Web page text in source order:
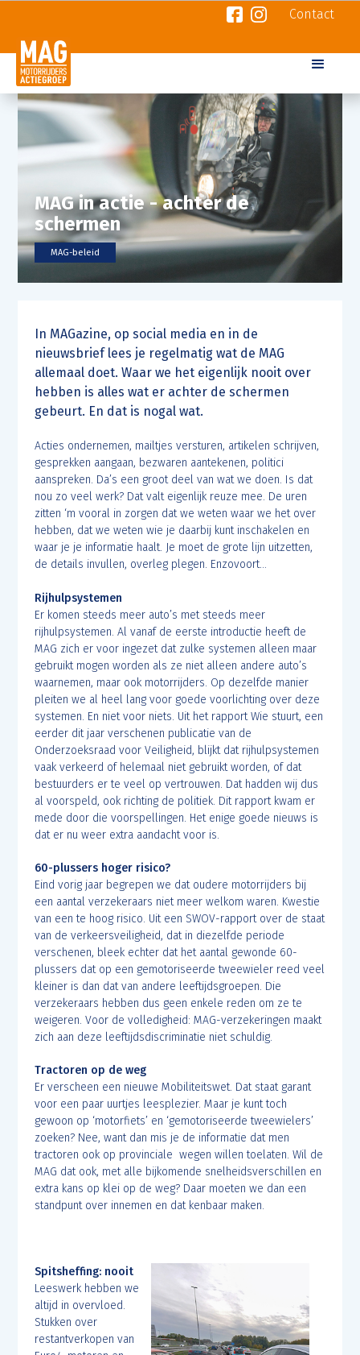
Contact
MAG in actie - achter de
schermen
MAG-beleid
In MAGazine, op social media en in de
nieuwsbrief lees je regelmatig wat de MAG
allemaal doet. Waar we het eigenlijk nooit over
hebben is alles wat er achter de schermen
gebeurt. En dat is nogal wat.
Acties ondernemen, mailtjes versturen, artikelen schrijven,
gesprekken aangaan, bezwaren aantekenen, politici
aanspreken. Da’s een groot deel van wat we doen. Is dat
nou zo veel werk? Dat valt eigenlijk reuze mee. De uren
zitten ‘m vooral in zorgen dat we weten waar we het over
hebben, dat we weten wie je daarbij kunt inschakelen en
waar je je informatie haalt. Je moet de grote lijn uitzetten,
de details invullen, overleg plegen. Enzovoort…
Rijhulpsystemen
Er komen steeds meer auto’s met steeds meer
rijhulpsystemen. Al vanaf de eerste introductie heeft de
MAG zich er voor ingezet dat zulke systemen alleen maar
gebruikt mogen worden als ze niet alleen andere auto’s
waarnemen, maar ook motorrijders. Op dezelfde manier
pleiten we al heel lang voor goede voorlichting over deze
systemen. En niet voor niets. Uit het rapport Wie stuurt, een
eerder dit jaar verschenen publicatie van de
Onderzoeksraad voor Veiligheid, blijkt dat rijhulpsystemen
vaak verkeerd of helemaal niet gebruikt worden, of dat
bestuurders er te veel op vertrouwen. Dat hadden wij dus
al voorspeld, ook richting de politiek. Dit rapport kwam er
mede door die voorspellingen. Het enige goede nieuws is
dat er nu weer extra aandacht voor is.
60-plussers hoger risico?
Eind vorig jaar begrepen we dat oudere motorrijders bij
een aantal verzekeraars niet meer welkom waren. Kwestie
van een te hoog risico. Uit een SWOV-rapport over de staat
van de verkeersveiligheid, dat in diezelfde periode
verschenen, bleek echter dat het aantal gewonde 60-
plussers dat op een gemotoriseerde tweewieler reed veel
kleiner is dan dat van andere leeftijdsgroepen. Die
verzekeraars hebben dus geen enkele reden om ze te
weigeren. Voor de volledigheid: MAG-verzekeringen maakt
zich aan deze leeftijdsdiscriminatie niet schuldig.
Tractoren op de weg
Er verscheen een nieuwe Mobiliteitswet. Dat staat garant
voor een paar uurtjes leesplezier. Maar je kunt toch
gewoon op ‘motorfiets’ en ‘gemotoriseerde tweewielers’
zoeken? Nee, want dan mis je de informatie dat men
tractoren ook op provinciale wegen willen toelaten. Wil de
MAG dat ook, met alle bijkomende snelheidsverschillen en
extra kans op klei op de weg? Daar moeten we dan een
standpunt over innemen en dat kenbaar maken.
Spitsheffing: nooit
Leeswerk hebben we
altijd in overvloed.
Stukken over
restantverkopen van